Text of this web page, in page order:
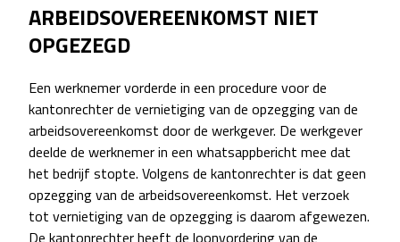
ARBEIDSOVEREENKOMST NIET
OPGEZEGD
Een werknemer vorderde in een procedure voor de
kantonrechter de vernietiging van de opzegging van de
arbeidsovereenkomst door de werkgever. De werkgever
deelde de werknemer in een whatsappbericht mee dat
het bedrijf stopte. Volgens de kantonrechter is dat geen
opzegging van de arbeidsovereenkomst. Het verzoek
tot vernietiging van de opzegging is daarom afgewezen.